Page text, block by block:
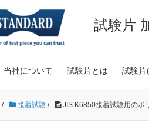
試験片
当社について 試験片とは 試験片
/ 接着試験 / JIS K6850接着試験用のポ